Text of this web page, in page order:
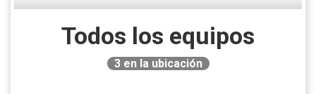
Todos los equipos
3en la ubicación